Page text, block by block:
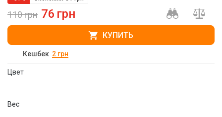
Цвет
Вес
110грн 76 грн
КУПИТЬ
Кешбек 2 грн